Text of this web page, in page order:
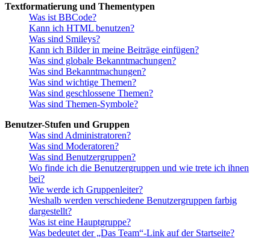
Textformatierung und Thementypen
Was ist BBCode?
Kann ich HTML benutzen?
Was sind Smileys?
Kann ich Bilder in meine Beiträge einfügen?
Was sind globale Bekanntmachungen?
Was sind Bekanntmachungen?
Was sind wichtige Themen?
Was sind geschlossene Themen?
Was sind Themen-Symbole?
Benutzer-Stufen und Gruppen
Was sind Administratoren?
Was sind Moderatoren?
Was sind Benutzergruppen?
Wo finde ich die Benutzergruppen und wie trete ich ihnen
bei?
Wie werde ich Gruppenleiter?
Weshalb werden verschiedene Benutzergruppen farbig
dargestellt?
Was ist eine Hauptgruppe?
Was bedeutet der „Das Team“-Link auf der Startseite?